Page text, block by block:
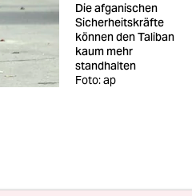
Die afganischen
Sicherheitskräfte
können den Taliban
kaum mehr
standhalten
Foto: ap